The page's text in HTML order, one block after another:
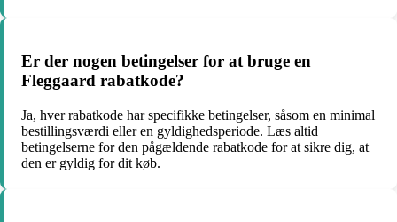
Er der nogen betingelser for at bruge en
Fleggaard rabatkode?
Ja, hver rabatkode har specifikke betingelser, såsom en minimal
bestillingsværdi eller en gyldighedsperiode. Læs altid
betingelserne for den pågældende rabatkode for at sikre dig, at
den er gyldig for dit køb.